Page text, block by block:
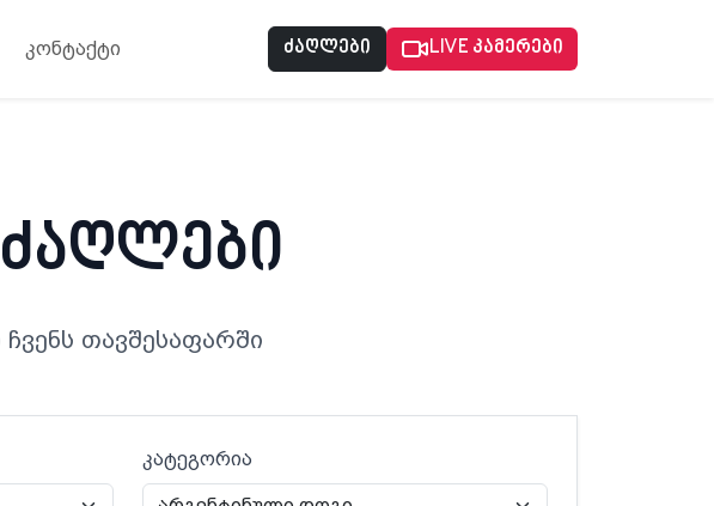
კონტაქტი ძაღლები LIVE კამერები
თავშესაფარში
კატეგორია